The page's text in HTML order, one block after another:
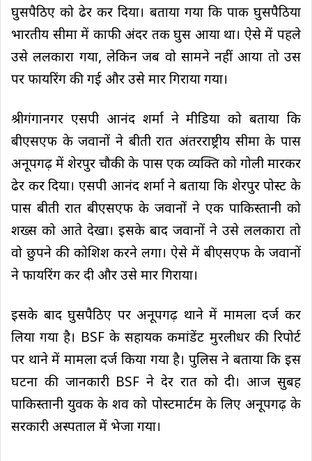
घुसपैठिए को ढेर कर दिया। बताया गया कि पाक घुसपैठिया
भारतीय सीमा में काफी अंदर तक घुस आया था। ऐसे में पहले
उसे ललकारा गया, लेकिन जब वो सामने नहीं आया तो उस
पर फायरिंग की गई और उसे मार गिराया गया।
श्रीगंगानगर एसपी आनंद शर्मा ने मीडिया को बताया कि
बीएसएफ के जवानों ने बीती रात अंतरराष्ट्रीय सीमा के पास
अनूपगढ़ में शेरपुर चौकी के पास एक व्यक्ति को गोली मारकर
ढेर कर दिया। एसपी आनंद शर्मा ने बताया कि शेरपुर पोस्ट के
पास बीती रात बीएसएफ के जवानों ने एक पाकिस्तानी को
शख्स को आते देखा। इसके बाद जवानों ने उसे ललकारा तो
वो छुपने की कोशिश करने लगा। ऐसे में बीएसएफ के जवानों
ने फायरिंग कर दी और उसे मार गिराया।
इसके बाद घुसपैठिए पर अनूपगढ़ थाने में मामला दर्ज कर
लिया गया है। BSF के सहायक कमांडेंट मुरलीधर की रिपोर्ट
पर थाने में मामला दर्ज किया गया है। पुलिस ने बताया कि इस
घटना की जानकारी BSF ने देर रात को दी। आज सुबह
पाकिस्तानी युवक के शव को पोस्टमार्टम के लिए अनूपगढ़ के
सरकारी अस्पताल में भेजा गया।